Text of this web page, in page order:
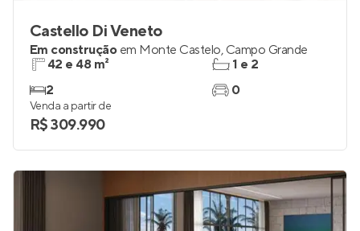
Castello Di Veneto
Em construção em Monte Castelo, Campo Grande
42 e 48 m²
2
1 e 2
0
Venda a partir de
R$ 309.990